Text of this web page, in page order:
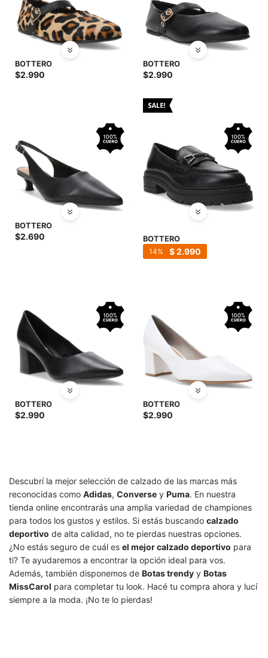
BOTTERO
$2.990
BOTTERO
$2.990
BOTTERO
$2.690 BOTTERO
$2.990
14
BOTTERO
$2.990
BOTTERO
$2.990
Descubrí la mejor selección de calzado de las marcas más
reconocidas como Adidas, Converse y Puma. En nuestra
tienda online encontrarás una amplia variedad de championes
para todos los gustos y estilos. Si estás buscando calzado
deportivo de alta calidad, no te pierdas nuestras opciones.
¿No estás seguro de cuál es el mejor calzado deportivo para
ti? Te ayudaremos a encontrar la opción ideal para vos.
Además, también disponemos de Botas trendy y Botas
MissCarol para completar tu look. Hacé tu compra ahora y lucí
siempre a la moda. ¡No te lo pierdas!